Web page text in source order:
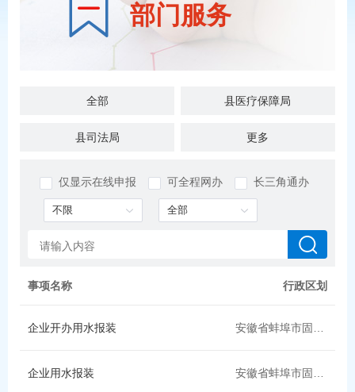
部门服务
全部 县医疗保障局
县司法局 县退役军人局
县交通运输局
县烟草专卖局
县委统战部（县民族宗教事务局、县政府台湾事务办公室）
县水利局
更多
仅显示在线申报 可全程网办 长三角通办
事项名称 行政区划
企业开办用水报装 安徽省蚌埠市固镇县
企业用水报装 安徽省蚌埠市固镇县